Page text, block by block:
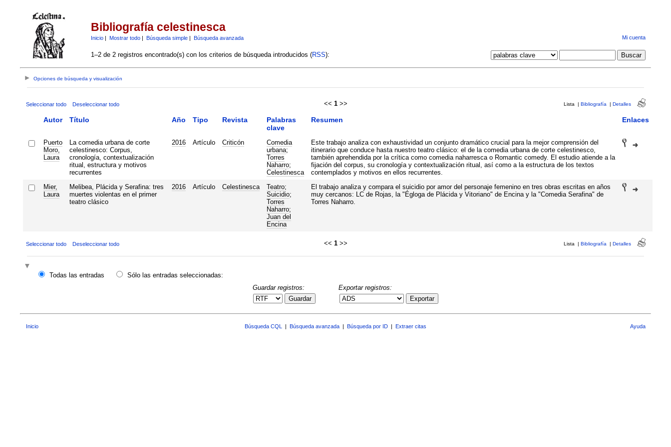
Bibliografía celestinesca
Inicio| Mostrar todo| Búsqueda simple| Búsqueda avanzada Mi cuenta
1–2 de 2 registros encontrado(s) con los criterios de búsqueda introducidos (RSS):
Opciones de búsqueda y visualización
Seleccionar todo Deseleccionar todo << 1 >> Lista | Bibliografía | Detalles
Autor Título Año Tipo Revista
Palabras
clave
Resumen Enlaces
Puerto
Moro,
Laura
La comedia urbana de corte
celestinesco: Corpus,
cronología, contextualización
ritual, estructura y motivos
recurrentes
2016 Artículo Criticón
Comedia
urbana;
Torres
Naharro;
Celestinesca
Este trabajo analiza con exhaustividad un conjunto dramático crucial para la mejor comprensión del
itinerario que conduce hasta nuestro teatro clásico: el de la comedia urbana de corte celestinesco,
también aprehendida por la crítica como comedia naharresca o Romantic comedy. El estudio atiende a la
fijación del corpus, su cronología y contextualización ritual, así como a la estructura de los textos
contemplados y motivos en ellos recurrentes.
Mier,
Laura
Melibea, Plácida y Serafina: tres
muertes violentas en el primer
teatro clásico
2016 Artículo Celestinesca Teatro;
Suicidio;
Torres
Naharro;
Juan del
Encina
El trabajo analiza y compara el suicidio por amor del personaje femenino en tres obras escritas en años
muy cercanos: LC de Rojas, la "Égloga de Plácida y Vitoriano" de Encina y la "Comedia Serafina" de
Torres Naharro.
Seleccionar todo Deseleccionar todo << 1 >> Lista | Bibliografía | Detalles
Todas las entradas
Sólo las entradas seleccionadas:
Guardar registros:
Guardar
Exportar registros:
Exportar
Inicio Búsqueda CQL Búsqueda avanzada Búsqueda por ID Extraer citas Ayuda